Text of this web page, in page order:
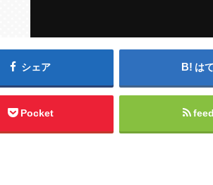
シェア は
Pocket